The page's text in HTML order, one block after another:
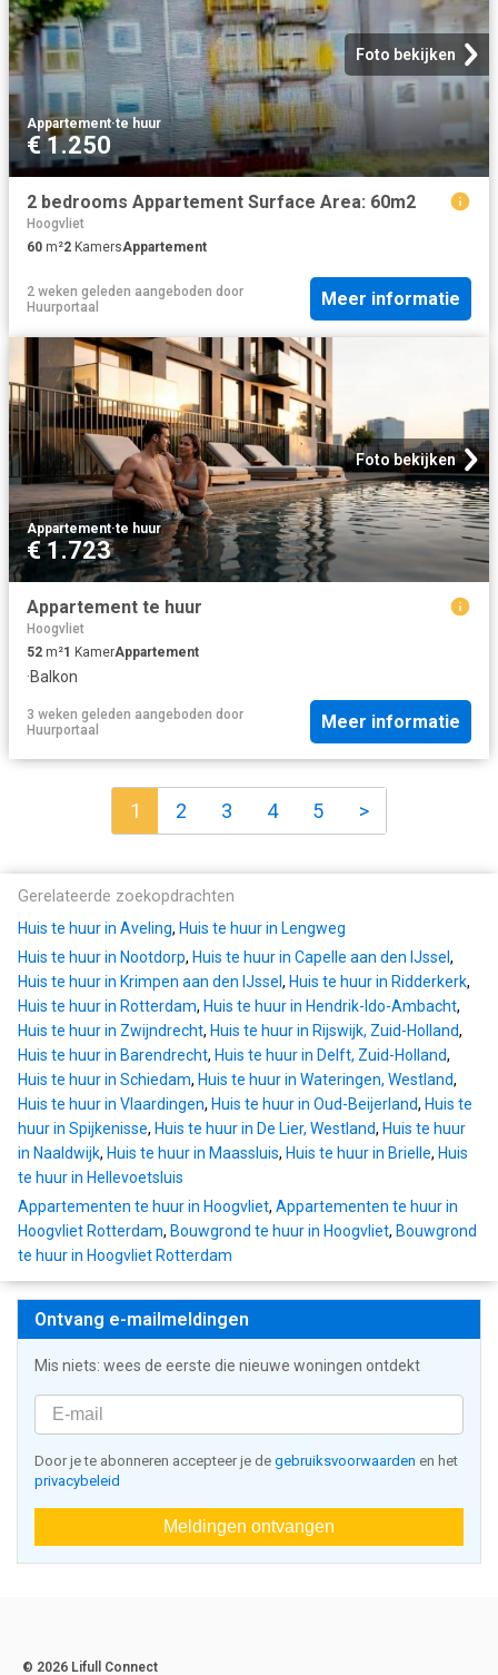
Foto bekijken
Appartement·te huur
€ 1.250
2 bedrooms Appartement Surface Area: 60m2
Hoogvliet
60 m²2 KamersAppartement
2 weken geleden aangeboden door
Huurportaal
Meer informatie
Foto bekijken
Appartement·te huur
€ 1.723
Appartement te huur
Hoogvliet
52 m²1 KamerAppartement
·Balkon
3 weken geleden aangeboden door
Huurportaal
Meer informatie
1 2 3 4 5 >
Gerelateerde zoekopdrachten
Huis te huur in Aveling, Huis te huur in Lengweg
Huis te huur in Nootdorp, Huis te huur in Capelle aan den IJssel ,
Huis te huur in Krimpen aan den IJssel , Huis te huur in Ridderkerk,
Huis te huur in Rotterdam, Huis te huur in Hendrik-Ido-Ambacht,
Huis te huur in Zwijndrecht, Huis te huur in Rijswijk, Zuid-Holland,
Huis te huur in Barendrecht, Huis te huur in Delft, Zuid-Holland,
Huis te huur in Schiedam, Huis te huur in Wateringen, Westland,
Huis te huur in Vlaardingen, Huis te huur in Oud-Beijerland, Huis te
huur in Spijkenisse, Huis te huur in De Lier, Westland, Huis te huur
in Naaldwijk, Huis te huur in Maassluis, Huis te huur in Brielle, Huis
te huur in Hellevoetsluis
Appartementen te huur in Hoogvliet, Appartementen te huur in
Hoogvliet Rotterdam, Bouwgrond te huur in Hoogvliet, Bouwgrond
te huur in Hoogvliet Rotterdam
Ontvang e-mailmeldingen
Mis niets: wees de eerste die nieuwe woningen ontdekt
Door je te abonneren accepteer je de gebruiksvoorwaarden en het
privacybeleid
Meldingen ontvangen
© 2026 Lifull Connect